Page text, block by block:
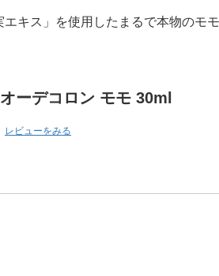
エキス」を使用したまるで本物のモ
ーデコロン モモ 30ml
レビューをみる